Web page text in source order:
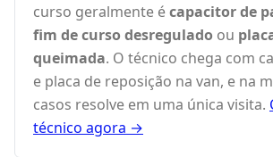
curso geralmente écapacitor de
fim de curso desregulado ou
queimada. O técnico chega com
e placa de reposição na van, e na
casos resolve em uma única visita.
técnico agora →